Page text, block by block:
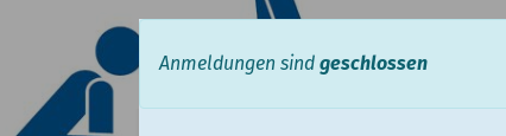
Anmeldungen sind geschlossen